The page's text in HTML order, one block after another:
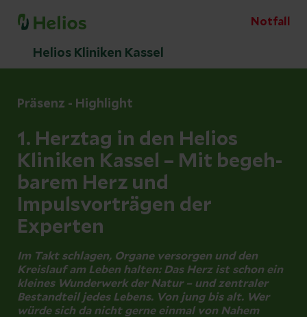
Notfall
Helios Kliniken Kassel
Präsenz - Highlight
1. Herztag in den Helios
Kliniken Kassel – Mit begeh-
barem Herz und
Impulsvorträgen der
Experten
Im Takt schlagen, Organe versorgen und den
Kreislauf am Leben halten: Das Herz ist schon ein
kleines Wunderwerk der Natur – und zentraler
Bestandteil jedes Lebens. Von jung bis alt. Wer
würde sich da nicht gerne einmal von Nahem